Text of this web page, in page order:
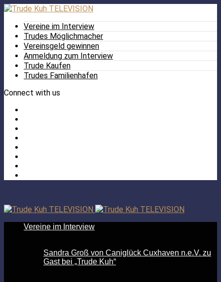
Vereine im Interview
Trudes Möglichmacher
Vereinsgeld gewinnen
Anmeldung zum Interview
Trude Kaufen
Trudes Familienhafen
Connect with us
Vereine im Interview
Sandra Groß von Caniglück Cuxhaven n.e.V. zu
Gast bei „Trude Kuh“